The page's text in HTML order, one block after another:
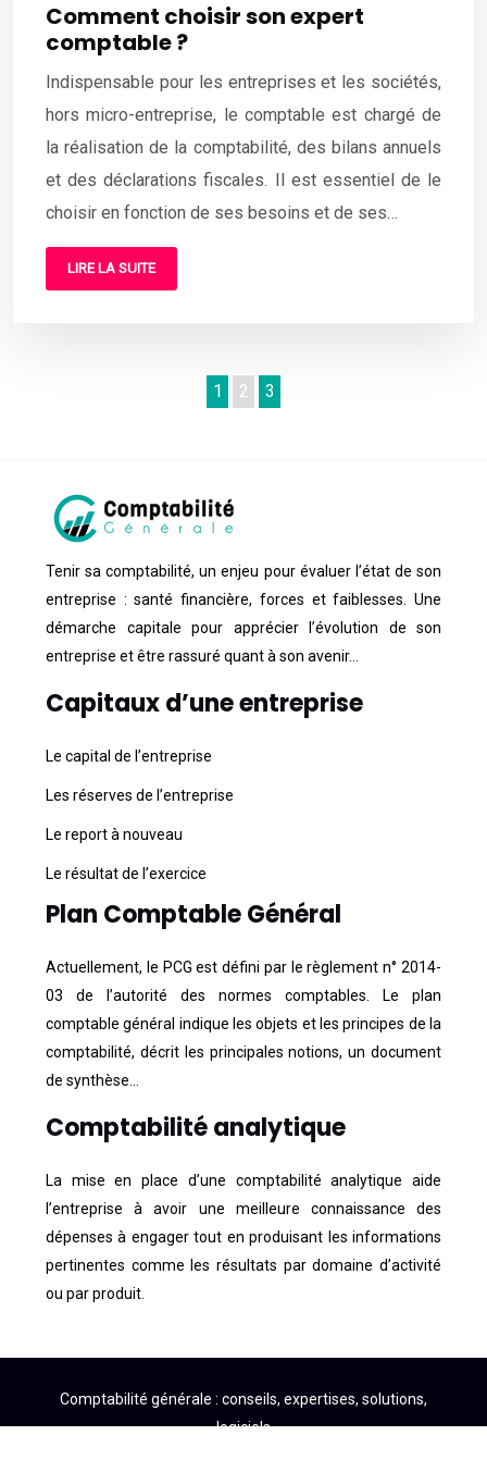
Comment choisir son expert
comptable ?
Indispensable pour les entreprises et les sociétés,
hors micro-entreprise, le comptable est chargé de
la réalisation de la comptabilité, des bilans annuels
et des déclarations fiscales. Il est essentiel de le
choisir en fonction de ses besoins et de ses…
LIRE LA SUITE
1 2 3
Tenir sa comptabilité, un enjeu pour évaluer l’état de son
entreprise : santé financière, forces et faiblesses. Une
démarche capitale pour apprécier l’évolution de son
entreprise et être rassuré quant à son avenir…
Capitaux d’une entreprise
Le capital de l’entreprise
Les réserves de l’entreprise
Le report à nouveau
Le résultat de l’exercice
Plan Comptable Général
Actuellement, le PCG est défini par le règlement n° 2014-
03 de l’autorité des normes comptables. Le plan
comptable général indique les objets et les principes de la
comptabilité, décrit les principales notions, un document
de synthèse…
Comptabilité analytique
La mise en place d’une comptabilité analytique aide
l’entreprise à avoir une meilleure connaissance des
dépenses à engager tout en produisant les informations
pertinentes comme les résultats par domaine d’activité
ou par produit.
Comptabilité générale : conseils, expertises, solutions,
logiciels